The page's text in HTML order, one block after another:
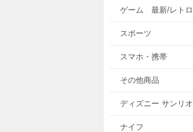
ゲーム 最新/レトロ
スポーツ
スマホ・携帯
その他商品
ディズニー サンリオ
ナイフ